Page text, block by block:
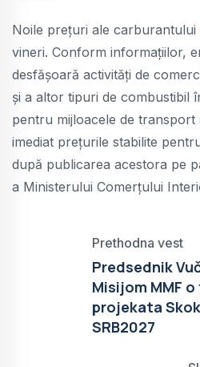
Noile prețuri ale
vineri. Conform informațiilor,
desfășoară activități de
și a altor tipuri de combustibil
pentru mijloacele de transport
imediat prețurile stabilite
după publicarea acestora pe
a Ministerului Comerțului
Prethodna vest
Predsednik
Misijom MMF
projekata
SRB2027